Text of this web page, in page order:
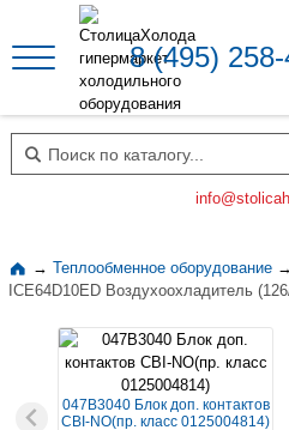
8 (495)
Поиск по каталогу
→ Теплообменное оборудование →
ICE64D10ED Воздухоохладитель
047B3040 Блок доп. контактов
CBI-NO(пр. класс 0125004814)